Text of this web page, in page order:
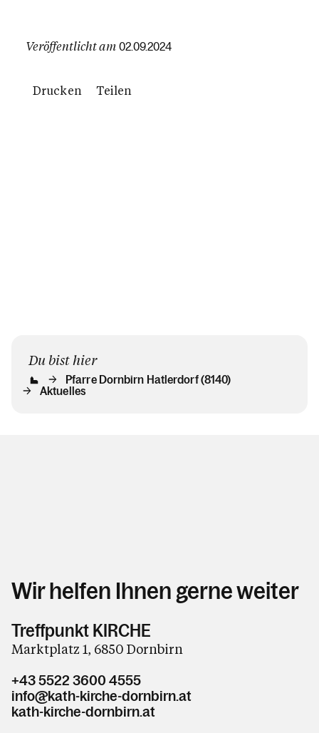
Veröffentlicht am 02.09.2024
Drucken Teilen
Du bist hier
Pfarre Dornbirn Hatlerdorf (8140)
Aktuelles
Wir helfen Ihnen gerne weiter
Treffpunkt KIRCHE
Marktplatz 1, 6850 Dornbirn
+43 5522 3600 4555
info@kath-kirche-dornbirn.at
kath-kirche-dornbirn.at